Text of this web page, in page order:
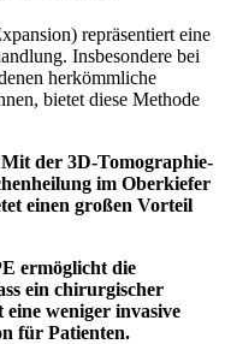
repräsentiert eine
Insbesondere bei
herkömmliche
bietet diese Methode
der 3D-Tomographie-
im Oberkiefer
einen großen Vorteil
ermöglicht die
ein chirurgischer
weniger invasive
für Patienten.